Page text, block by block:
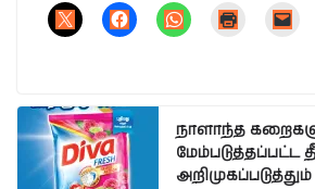
நாளாந்த
மேம்படுத்தப்பட்ட